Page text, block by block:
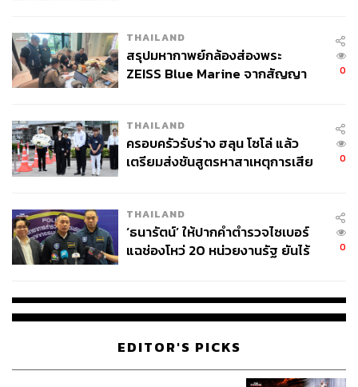
THAILAND
สรุปมหากาพย์กล้องส่องพระ
ZEISS Blue Marine จากสัญญา
จ่ายหนี้-แอบระบุแบรนด์
0
THAILAND
ครอบครัวรับร่าง ฮลุน โซโล่ แล้ว
เตรียมส่งชันสูตรหาสาเหตุการเสีย
0
THAILAND
‘ธนารัตน์’ ให้ปากคำตำรวจไซเบอร์
แฉช่องโหว่ 20 หน่วยงานรัฐ ยันไร้
0
EDITOR'S PICKS